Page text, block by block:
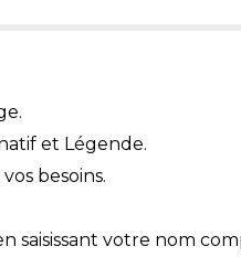
et Légende.
besoins.
saisissant votre nom